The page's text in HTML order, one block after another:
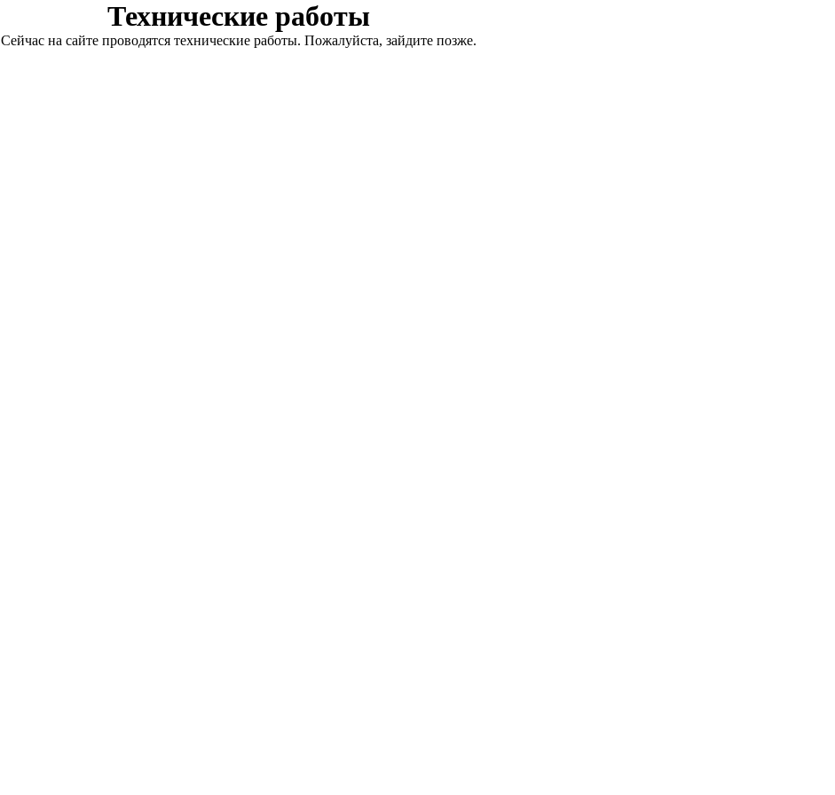
Технические работы
Сейчас на сайте проводятся технические работы. Пожалуйста, зайдите позже.